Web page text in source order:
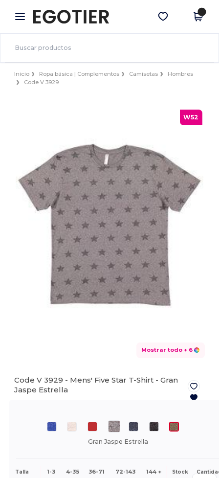
× App de Egotier
¡Mejores precios en app!
Descargar app
Inicio Ropa básica | Complementos Camisetas
Hombres
Code V 3929
W52
Mostrar todo + 6
Code V 3929 - Mens' Five Star T-Shirt -Gran
Jaspe Estrella
Gran Jaspe Estrella
Talla 1-3 4-35 36-71 72-143 144 + Stock